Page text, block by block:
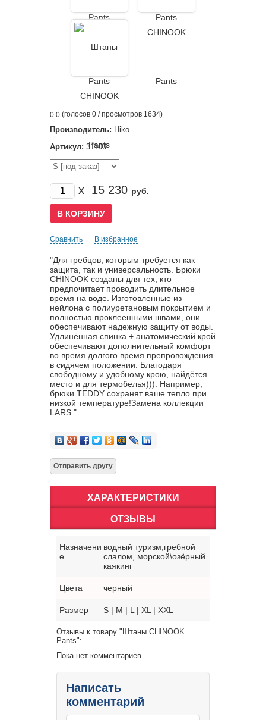
0.0 (голосов 0 / просмотров 1634)
Производитель: Hiko
Артикул: 31100
x 15 230 руб.
Сравнить В избранное
"Для гребцов, которым требуется как
защита, так и универсальность. Брюки
CHINOOK созданы для тех, кто
предпочитает проводить длительное
время на воде. Изготовленные из
нейлона с полиуретановым покрытием и
полностью проклеенными швами, они
обеспечивают надежную защиту от воды.
Удлинённая спинка + анатомический крой
обеспечивают дополнительный комфорт
во время долгого время препровождения
в сидячем положении. Благодаря
свободному и удобному крою, найдётся
место и для термобелья))). Например,
брюки TEDDY сохранят ваше тепло при
низкой температуре!Замена коллекции
LARS."
ХАРАКТЕРИСТИКИ
ОТЗЫВЫ
Назначени
е
водный туризм,гребной
слалом, морской\озёрный
каякинг
Цвета черный
Размер S | M | L | XL | XXL
Отзывы к товару "Штаны CHINOOK
Pants":
Пока нет комментариев
Написать
комментарий